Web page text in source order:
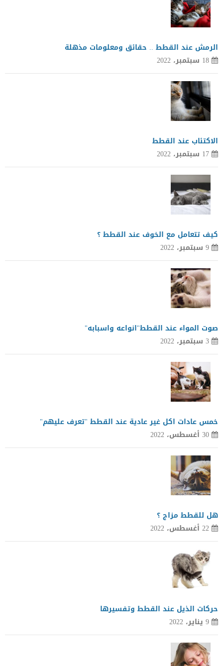
الرمش عند القطط .. حقائق ومعلومات مذهلة
18 سبتمبر، 2022
الاكتئاب عند القطط
17 سبتمبر، 2022
كيف تتعامل مع الخوف عند القطط ؟
9 سبتمبر، 2022
صوت المواء عند القطط"انواعه واسبابه"
3 سبتمبر، 2022
خمس عادات اكل غير عادية عند القطط "تعرف عليهم"
30 أغسطس، 2022
هل للقطط مزاج ؟
22 أغسطس، 2022
حركات الذيل عند القطط وتفسيرها
9 يناير، 2022